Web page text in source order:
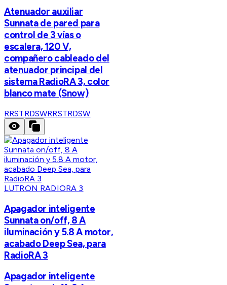
Atenuador auxiliar
Sunnata de pared para
control de 3 vías o
escalera, 120 V,
compañero cableado del
atenuador principal del
sistema RadioRA 3, color
blanco mate (Snow)
RRSTRDSWRRSTRDSW
LUTRON RADIORA 3
Apagador inteligente
Sunnata on/off, 8 A
iluminación y 5.8 A motor,
acabado Deep Sea, para
RadioRA 3
Apagador inteligente